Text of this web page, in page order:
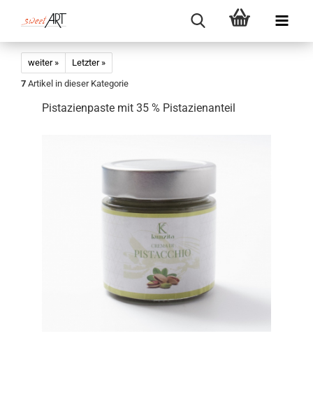
weiter »
Letzter »
7 Artikel in dieser Kategorie
Pistazienpaste mit 35 % Pistazienanteil